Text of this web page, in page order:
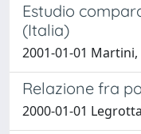
Estudio
(Italia)
2001-01-01
Relazione fra
2000-01-01